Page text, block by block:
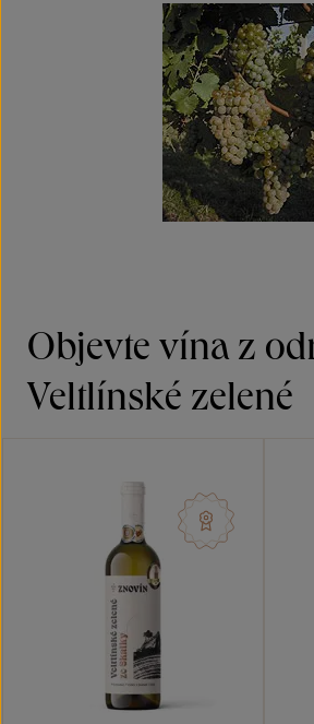
Objevte vína z
Veltlínské zelené